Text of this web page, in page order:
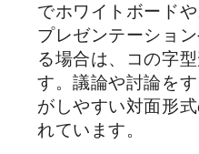
でホワイトボード
プレゼンテーショ
る場合は、コの字
す。議論や討論を
がしやすい対面形
れています。